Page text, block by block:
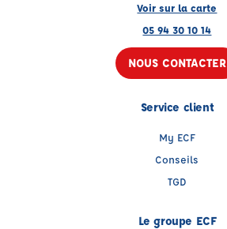
Voir sur la carte
05 94 30 10 14
NOUS CONTACTER
Service client
My ECF
Conseils
TGD
Le groupe ECF